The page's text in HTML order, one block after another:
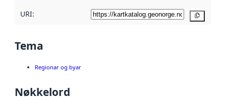
URI:
Tema
Regionar og byar
Nøkkelord